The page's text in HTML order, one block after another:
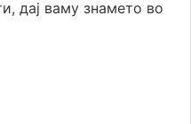
дај ваму знамето во